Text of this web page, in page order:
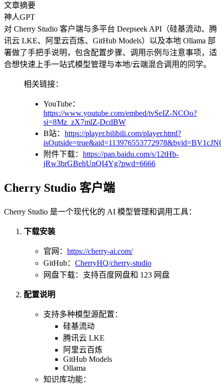
文章摘要
神人GPT
对 Cherry Studio 客户端与多平台 Deepseek API （硅基流动、 腾
讯云 LKE、 阿里云百炼、 GitHub Models） 以及本地 Ollama 部
署做了手把手说明 ， 包含配置步骤、 调 用 示例 与注意事项， 适
合想快速 上手一站式模型管理与本地/云端混合调 用 的 同 学。
相关链接：
YouTube：
https://www.youtube.com/embed/tvSeIZ-NCOo?
si=8Mz_zX7mlZ-DcdBW
B站： https://player.bilibili.com/player.html?
附件下载： https://pan.baidu.com/s/12tHb-
jRw3brGBehUnQI4Yg?pwd=6666
Cherry Studio 客户端
Cherry Studio 是一个现代化的 AI 模型管理和调用工具：
下载安装
官网： https://cherry-ai.com/
GitHub： CherryHQ/cherry-studio
网盘下载：支持百度网盘和 123 网盘
配置说明
支持多种模型源配置：
硅基流动
腾讯云 LKE
阿里云百炼
GitHub Models
Ollama
知识库功能：